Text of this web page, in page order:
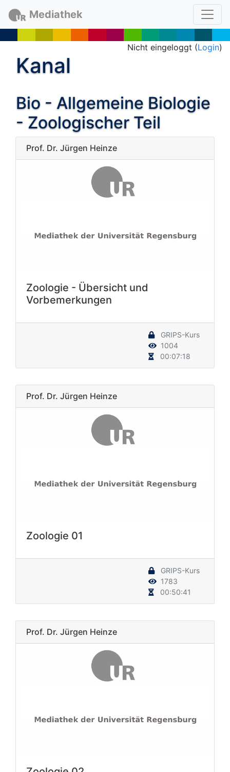
Mediathek
Nicht eingeloggt (Login)
Kanal
Bio - Allgemeine Biologie
- Zoologischer Teil
Prof. Dr. Jürgen Heinze
Zoologie - Übersicht und
Vorbemerkungen
GRIPS-Kurs
1004
00:07:18
Prof. Dr. Jürgen Heinze
Zoologie 01
GRIPS-Kurs
1783
00:50:41
Prof. Dr. Jürgen Heinze